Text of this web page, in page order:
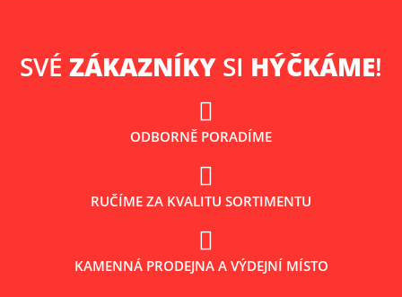
SVÉ ZÁKAZNÍKY SI HÝČKÁME!
ODBORNĚ PORADÍME
RUČÍME ZA KVALITU SORTIMENTU
KAMENNÁ PRODEJNA A VÝDEJNÍ MÍSTO